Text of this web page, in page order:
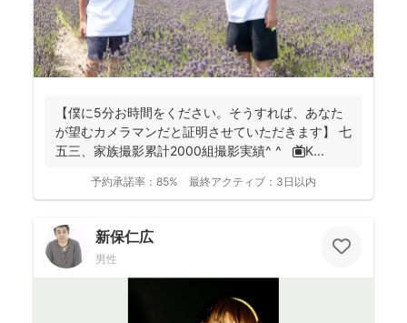
【僕に5分お時間をください。そうすれば、あなた
が望むカメラマンだと証明させていただきます】 七
五三、家族撮影累計2000組撮影実績^ ^ 📺K...
予約承諾率： 85% 最終アクティブ： 3日以内
新保仁広
男性